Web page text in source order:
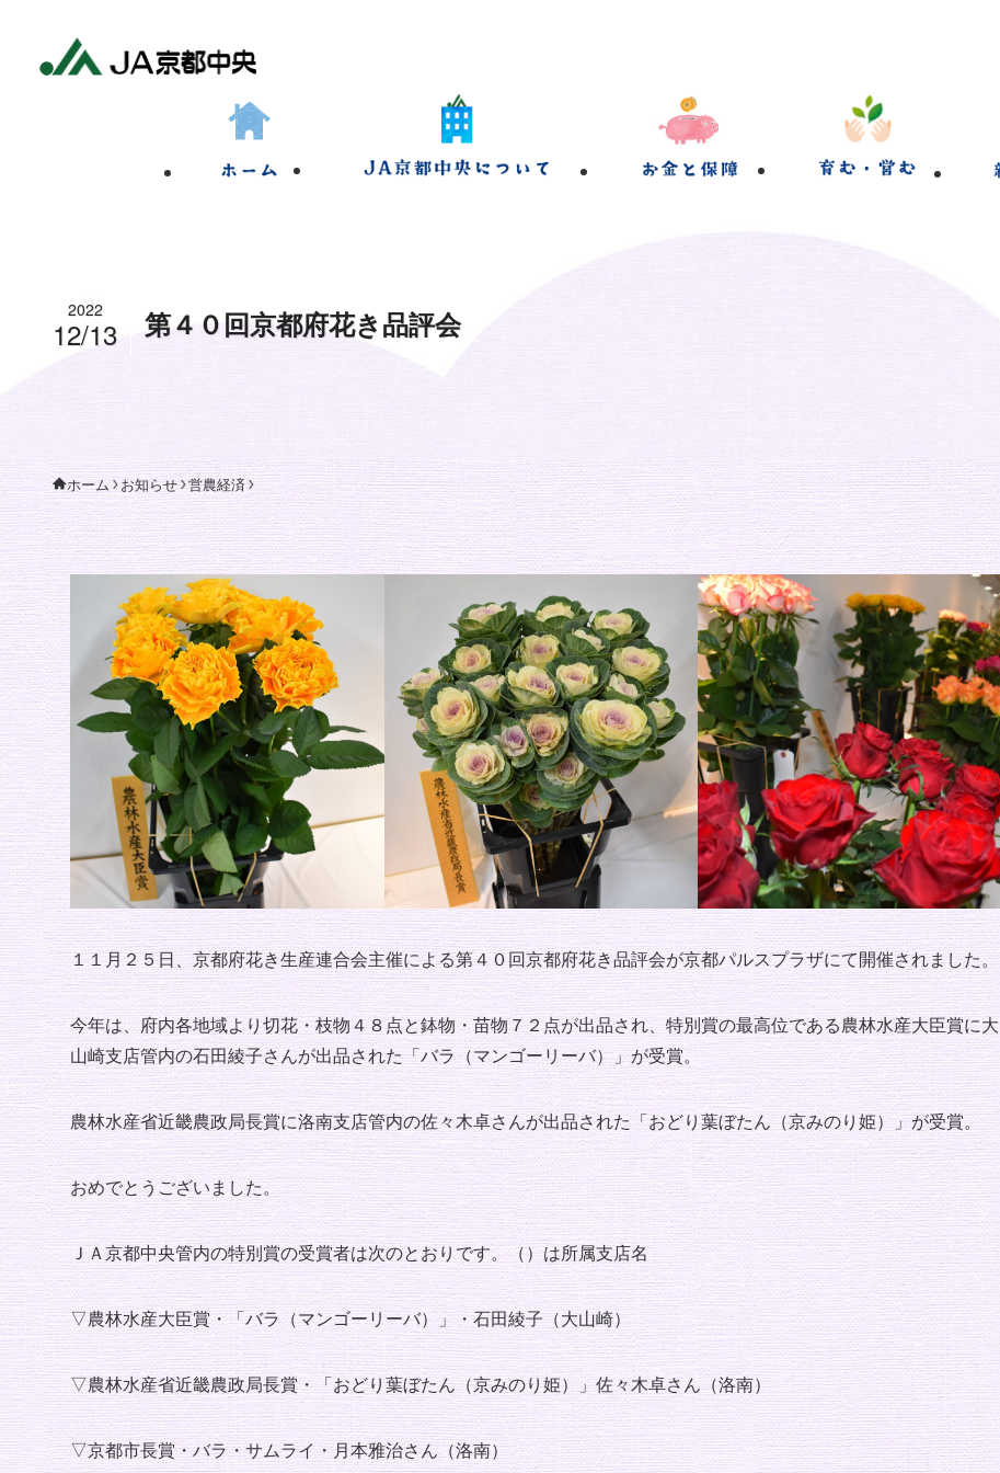
第４０回京都府花き品評会
2022
12/13
ホーム お知らせ 営農経済
１１月２５日、京都府花き生産連合会主催による第４０回京都府花き品評会が京都パルスプラザにて開催されました。
今年は、府内各地域より切花・枝物４８点と鉢物・苗物７２点が出品され、特別賞の最高位である農林水産大臣賞に大
山崎支店管内の石田綾子さんが出品された「バラ（マンゴーリーバ）」が受賞。
農林水産省近畿農政局長賞に洛南支店管内の佐々木卓さんが出品された「おどり葉ぼたん（京みのり姫）」が受賞。
おめでとうございました。
ＪＡ京都中央管内の特別賞の受賞者は次のとおりです。（）は所属支店名
▽農林水産大臣賞・「バラ（マンゴーリーバ）」・石田綾子（大山崎）
▽農林水産省近畿農政局長賞・「おどり葉ぼたん（京みのり姫）」佐々木卓さん（洛南）
▽京都市長賞・バラ・サムライ・月本雅治さん（洛南）